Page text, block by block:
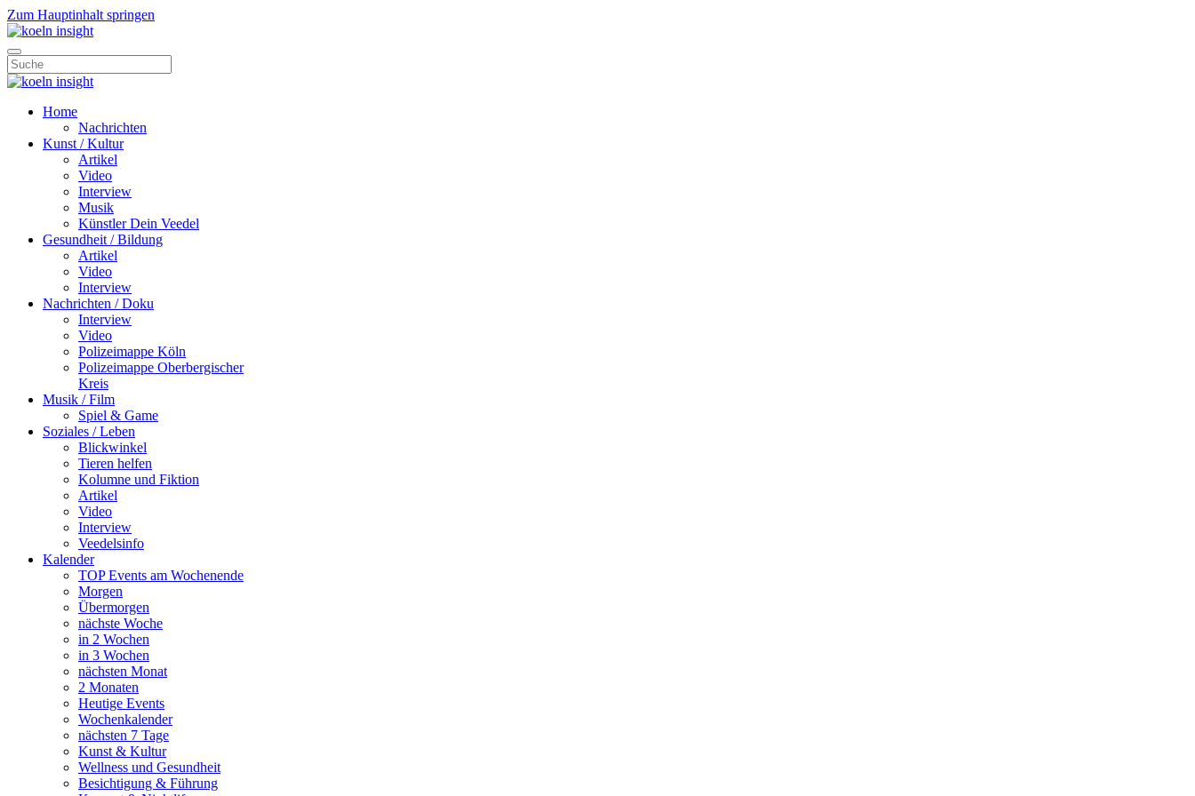
Zum Hauptinhalt springen
Home
Nachrichten
Kunst / Kultur
Artikel
Video
Interview
Musik
Künstler Dein Veedel
Gesundheit / Bildung
Artikel
Video
Interview
Nachrichten / Doku
Interview
Video
Polizeimappe Köln
Polizeimappe Oberbergischer
Kreis
Musik / Film
Spiel & Game
Soziales / Leben
Blickwinkel
Tieren helfen
Kolumne und Fiktion
Artikel
Video
Interview
Veedelsinfo
Kalender
TOP Events am Wochenende
Morgen
Übermorgen
nächste Woche
in 2 Wochen
in 3 Wochen
nächsten Monat
2 Monaten
Heutige Events
Wochenkalender
nächsten 7 Tage
Kunst & Kultur
Wellness und Gesundheit
Besichtigung & Führung